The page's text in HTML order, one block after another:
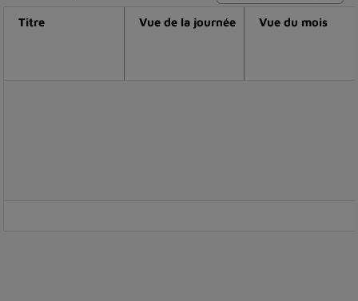
Titre Vue de la journée Vue du mois